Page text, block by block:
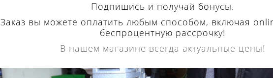
Подпишись и получай бонусы.
Заказ вы можете оплатить любым способом, включая
беспроцентную рассрочку!
В нашем магазине всегда актуальные цены!